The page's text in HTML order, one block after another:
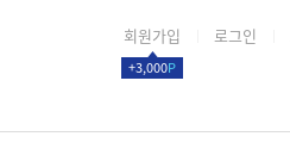
회원가입
+3,000P
로그인